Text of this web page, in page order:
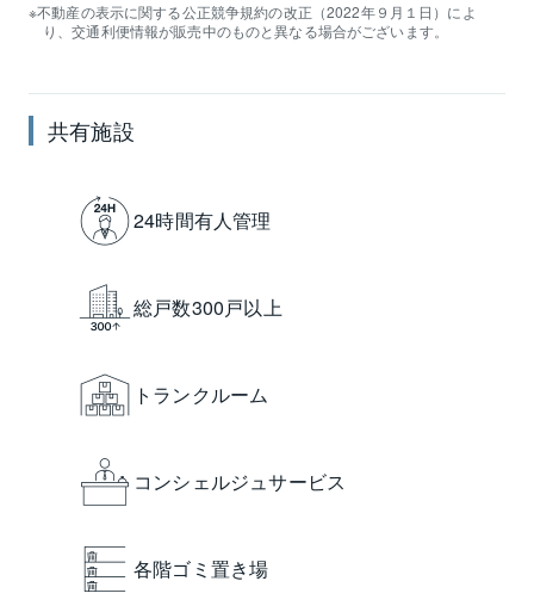
不動産の表示に関する公正競争規約の改正（2022年９月１日）によ
り、交通利便情報が販売中のものと異なる場合がございます。
共有施設
24時間有人管理
総戸数300戸以上
トランクルーム
コンシェルジュサービス
各階ゴミ置き場